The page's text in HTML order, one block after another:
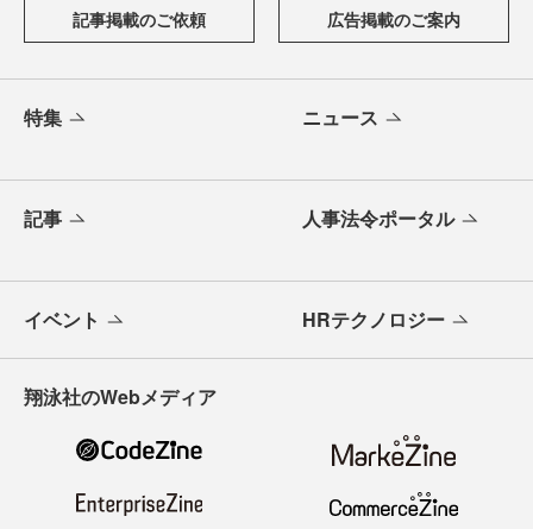
記事掲載のご依頼 広告掲載のご案内
特集 ニュース
記事 人事法令ポータル
イベント HRテクノロジー
翔泳社のWebメディア